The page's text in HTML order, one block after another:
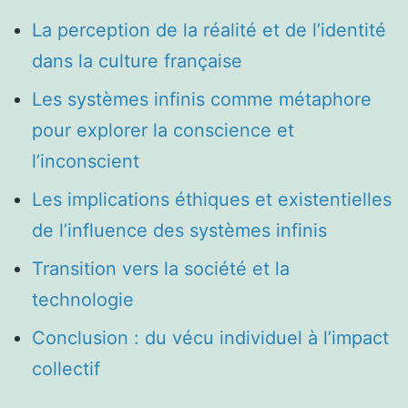
La perception de la réalité et de l’identité
dans la culture française
Les systèmes infinis comme métaphore
pour explorer la conscience et
l’inconscient
Les implications éthiques et existentielles
de l’influence des systèmes infinis
Transition vers la société et la
technologie
Conclusion : du vécu individuel à l’impact
collectif